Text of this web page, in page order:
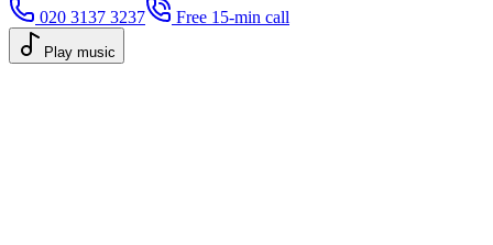
020 3137 3237
Free 15-min call
Play music